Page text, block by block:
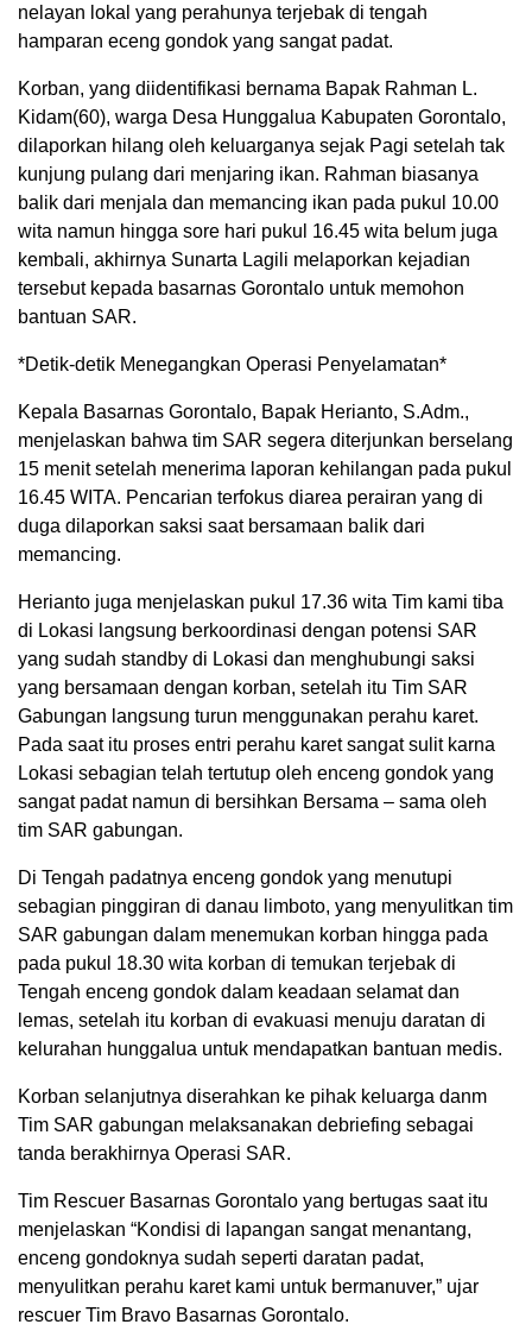
nelayan lokal yang perahunya terjebak di tengah
hamparan eceng gondok yang sangat padat.
Korban, yang diidentifikasi bernama Bapak Rahman L.
Kidam(60), warga Desa Hunggalua Kabupaten Gorontalo,
dilaporkan hilang oleh keluarganya sejak Pagi setelah tak
kunjung pulang dari menjaring ikan. Rahman biasanya
balik dari menjala dan memancing ikan pada pukul 10.00
wita namun hingga sore hari pukul 16.45 wita belum juga
kembali, akhirnya Sunarta Lagili melaporkan kejadian
tersebut kepada basarnas Gorontalo untuk memohon
bantuan SAR.
*Detik-detik Menegangkan Operasi Penyelamatan*
Kepala Basarnas Gorontalo, Bapak Herianto, S.Adm.,
menjelaskan bahwa tim SAR segera diterjunkan berselang
15 menit setelah menerima laporan kehilangan pada pukul
16.45 WITA. Pencarian terfokus diarea perairan yang di
duga dilaporkan saksi saat bersamaan balik dari
memancing.
Herianto juga menjelaskan pukul 17.36 wita Tim kami tiba
di Lokasi langsung berkoordinasi dengan potensi SAR
yang sudah standby di Lokasi dan menghubungi saksi
yang bersamaan dengan korban, setelah itu Tim SAR
Gabungan langsung turun menggunakan perahu karet.
Pada saat itu proses entri perahu karet sangat sulit karna
Lokasi sebagian telah tertutup oleh enceng gondok yang
sangat padat namun di bersihkan Bersama – sama oleh
tim SAR gabungan.
Di Tengah padatnya enceng gondok yang menutupi
sebagian pinggiran di danau limboto, yang menyulitkan tim
SAR gabungan dalam menemukan korban hingga pada
pada pukul 18.30 wita korban di temukan terjebak di
Tengah enceng gondok dalam keadaan selamat dan
lemas, setelah itu korban di evakuasi menuju daratan di
kelurahan hunggalua untuk mendapatkan bantuan medis.
Korban selanjutnya diserahkan ke pihak keluarga danm
Tim SAR gabungan melaksanakan debriefing sebagai
tanda berakhirnya Operasi SAR.
Tim Rescuer Basarnas Gorontalo yang bertugas saat itu
menjelaskan “Kondisi di lapangan sangat menantang,
enceng gondoknya sudah seperti daratan padat,
menyulitkan perahu karet kami untuk bermanuver,” ujar
rescuer Tim Bravo Basarnas Gorontalo.